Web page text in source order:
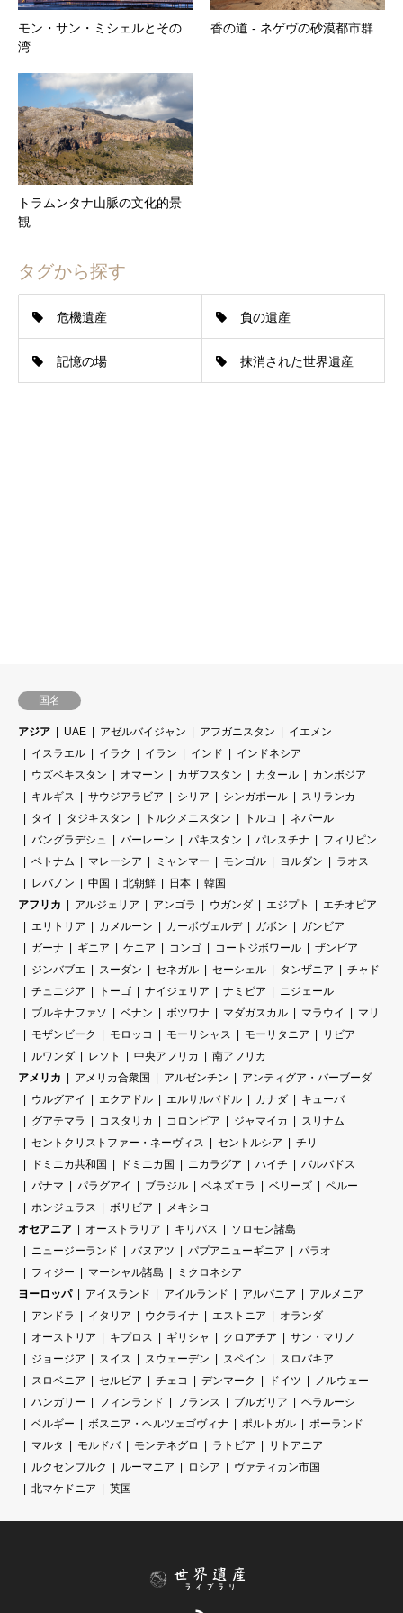
モン・サン・ミシェルとその
湾
香の道 ‐ ネゲヴの砂漠都市群
トラムンタナ山脈の文化的景
観
タグから探す
危機遺産 負の遺産
記憶の場 抹消された世界遺産
国名
アジア UAE アゼルバイジャン アフガニスタン
イエメン
イスラエル
イラク イラン インド
インドネシア
ウズベキスタン
オマーン カザフスタン カタール
カンボジア
キルギス
サウジアラビア シリア シンガポール
スリランカ
タイ
タジキスタン トルクメニスタン トルコ
ネパール
バングラデシュ
バーレーン パキスタン パレスチナ
フィリピン
ベトナム
マレーシア ミャンマー モンゴル ヨルダン
ラオス
レバノン
中国 北朝鮮 日本
韓国
アフリカ
アルジェリア アンゴラ ウガンダ エジプト
エチオピア
エリトリア
カメルーン カーボヴェルデ ガボン
ガンビア
ガーナ
ギニア ケニア コンゴ コートジボワール
ザンビア
ジンバブエ
スーダン セネガル セーシェル タンザニア
チャド
チュニジア
トーゴ ナイジェリア ナミビア
ニジェール
ブルキナファソ
ベナン ボツワナ マダガスカル マラウイ
マリ
モザンビーク
モロッコ モーリシャス モーリタニア
リビア
ルワンダ
レソト 中央アフリカ
南アフリカ
アメリカ
アメリカ合衆国 アルゼンチン
アンティグア・バーブーダ
ウルグアイ
エクアドル エルサルバドル カナダ
キューバ
グアテマラ
コスタリカ コロンビア ジャマイカ
スリナム
セントクリストファー・ネーヴィス
セントルシア
チリ
ドミニカ共和国
ドミニカ国 ニカラグア ハイチ
バルバドス
パナマ
パラグアイ ブラジル ベネズエラ ベリーズ
ペルー
ホンジュラス
ボリビア
メキシコ
オセアニア
オーストラリア キリバス
ソロモン諸島
ニュージーランド
バヌアツ パプアニューギニア
パラオ
フィジー
マーシャル諸島
ミクロネシア
ヨーロッパ
アイスランド アイルランド アルバニア
アルメニア
アンドラ
イタリア ウクライナ エストニア
オランダ
オーストリア
キプロス ギリシャ クロアチア
サン・マリノ
ジョージア
スイス スウェーデン スペイン
スロバキア
スロベニア
セルビア チェコ デンマーク ドイツ
ノルウェー
ハンガリー
フィンランド フランス ブルガリア
ベラルーシ
ベルギー
ボスニア・ヘルツェゴヴィナ ポルトガル
ポーランド
マルタ
モルドバ モンテネグロ ラトビア
リトアニア
ルクセンブルク
ルーマニア ロシア
ヴァティカン市国
北マケドニア
英国